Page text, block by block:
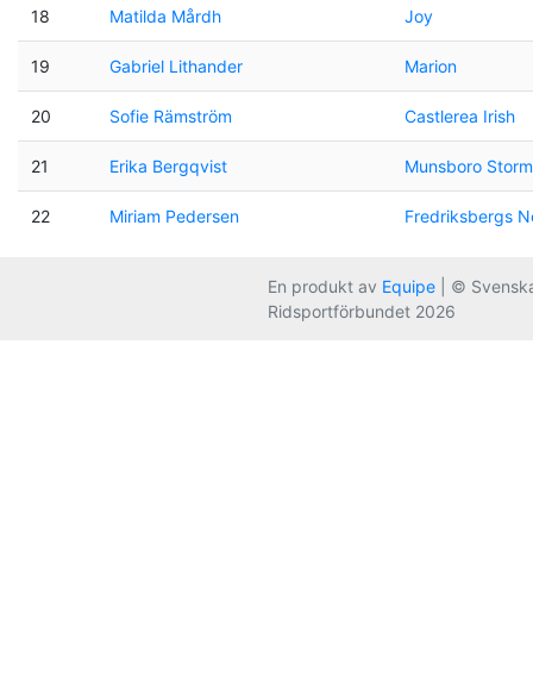
18 Matilda Mårdh Joy
19 Gabriel Lithander Marion
20 Sofie Rämström Castlerea Irish
21 Erika Bergqvist Munsboro Storm
22 Miriam Pedersen Fredriksbergs
En produkt av Equipe | ©
Ridsportförbundet 2026